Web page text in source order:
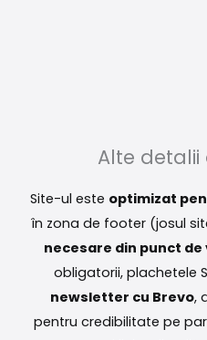
Alte detalii
Site-ul este optimizat
în zona de footer (josul
necesare din punct
obligatorii, plachetele
newsletter cu Brevo,
pentru credibilitate pe